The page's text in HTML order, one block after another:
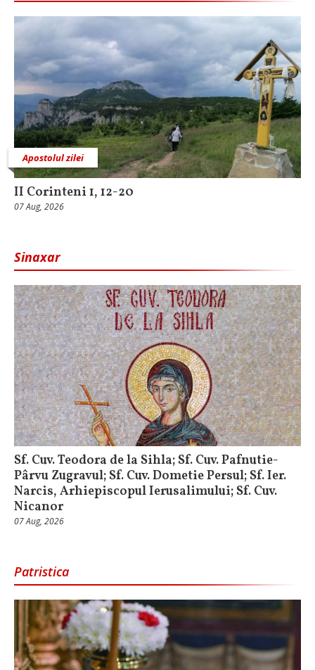
Apostolul zilei
II Corinteni 1, 12-20
07 Aug, 2026
Sinaxar
Sf. Cuv. Teodora de la Sihla; Sf. Cuv. Pafnutie-
Pârvu Zugravul; Sf. Cuv. Dometie Persul; Sf. Ier.
Narcis, Arhiepiscopul Ierusalimului; Sf. Cuv.
Nicanor
07 Aug, 2026
Patristica